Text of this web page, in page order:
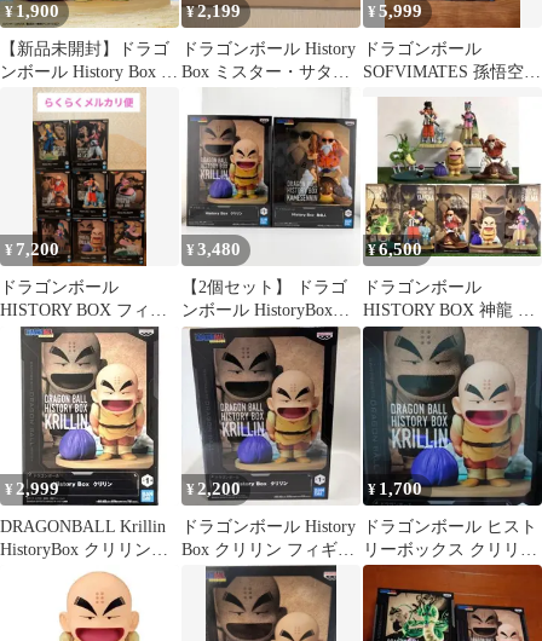
¥1,900
【新品未開封】ドラゴ
ンボール History Box ク
リリン
¥ 2,199
ドラゴンボール History
Box ミスター・サタン
¥5,999
ドラゴンボール
SOFVIMATES 孫悟空
クリリン 亀仙人 フィギ
ュア 4個
¥ 7,200
ドラゴンボール
HISTORY BOX フィギ
ュア 8体セット
¥3,480
【2個セット】 ドラゴ
ンボール HistoryBoxク
リリン 亀仙人 フィギュ
ア
¥6,500
ドラゴンボール
HISTORY BOX 神龍 ヤ
ムチャ 亀仙人 クリリン
ブルマ
¥ 2,999
DRAGONBALL Krillin
HistoryBox クリリン新
¥2,200
ドラゴンボール History
Box クリリン フィギュ
¥ 1,700
ドラゴンボール ヒスト
リーボックス クリリン
フィギュア